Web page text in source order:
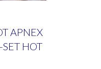
APNEX
HOT